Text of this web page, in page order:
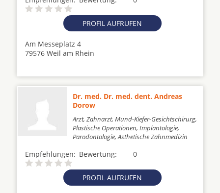
PROFIL AUFRUFEN
Am Messeplatz 4
79576 Weil am Rhein
Dr. med. Dr. med. dent. Andreas
Dorow
Arzt, Zahnarzt, Mund-Kiefer-Gesichtschirurg,
Plastische Operationen, Implantologie,
Parodontologie, Ästhetische Zahnmedizin
Empfehlungen: 0
Bewertung:
PROFIL AUFRUFEN